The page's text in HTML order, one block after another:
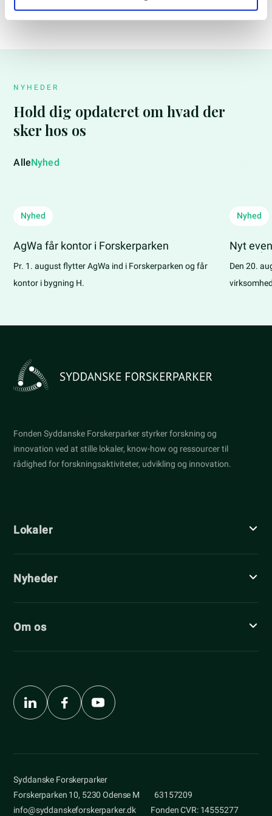
NYHEDER
Hold dig opdateret om hvad der
sker hos os
AlleNyhed
Nyhed
AgWa får kontor i Forskerparken
Pr. 1. august flytter AgWa ind i Forskerparken og får
kontor i bygning H.
Nyhed
Nyt
Den 20.
Fonden Syddanske Forskerparker styrker forskning og
innovation ved at stille lokaler, know-how og ressourcer til
rådighed for forskningsaktiviteter, udvikling og innovation.
Lokaler
Nyheder
Om os
Syddanske Forskerparker
Forskerparken 10, 5230 Odense M
63157209
info@syddanskeforskerparker.dk
Fonden CVR: 14555277